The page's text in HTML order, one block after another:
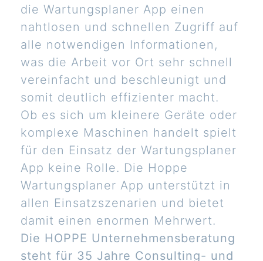
die Wartungsplaner App einen
nahtlosen und schnellen Zugriff auf
alle notwendigen Informationen,
was die Arbeit vor Ort sehr schnell
vereinfacht und beschleunigt und
somit deutlich effizienter macht.
Ob es sich um kleinere Geräte oder
komplexe Maschinen handelt spielt
für den Einsatz der Wartungsplaner
App keine Rolle. Die Hoppe
Wartungsplaner App unterstützt in
allen Einsatzszenarien und bietet
damit einen enormen Mehrwert.
Die HOPPE Unternehmensberatung
steht für 35 Jahre Consulting- und